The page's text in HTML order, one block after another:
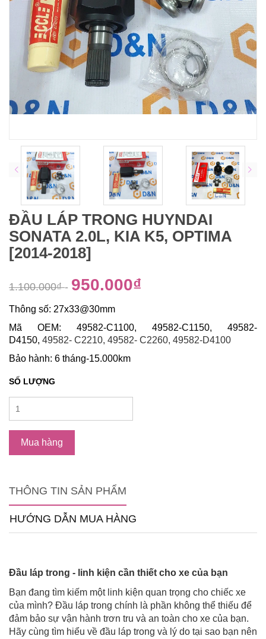
ĐẦU LÁP TRONG HUYNDAI
SONATA 2.0L, KIA K5, OPTIMA
[2014-2018]
1.100.000₫- 950.000₫
Thông số: 27x33@30mm
Mã OEM: 49582-C1100, 49582-C1150, 49582-
D4150, 49582- C2210, 49582- C2260, 49582-D4100
Bảo hành: 6 tháng-15.000km
SỐ LƯỢNG
Mua hàng
THÔNG TIN SẢN PHẨM
HƯỚNG DẪN MUA HÀNG
Đầu láp trong - linh kiện cần thiết cho xe của bạn
Bạn đang tìm kiếm một linh kiện quan trọng cho chiếc xe
của mình? Đầu láp trong chính là phần không thể thiếu để
đảm bảo sự vận hành trơn tru và an toàn cho xe của bạn.
Hãy cùng tìm hiểu về đầu láp trong và lý do tại sao bạn nên